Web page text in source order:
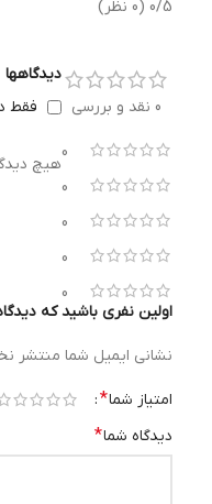
0/5 (0 نظر)
0 نقد و بررسی
0
0
0
0
0
دیدگاهها
فقط
هیچ
اولین نفری باشید که دیدگاهی را
نشانی ایمیل شما منتشر
امتیاز شما*
دیدگاه شما*